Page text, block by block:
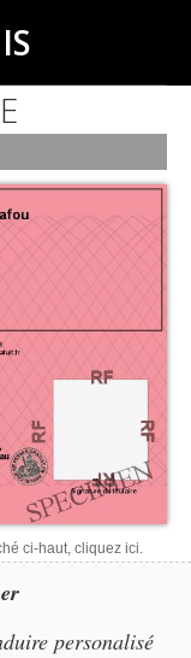
ci-haut, cliquez ici.
personalisé